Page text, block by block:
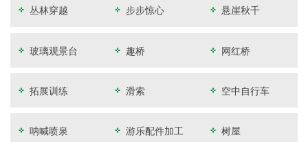
丛林穿越 步步惊心 悬崖秋千
玻璃观景台 趣桥 网红桥
拓展训练 滑索 空中自行车
呐喊喷泉 游乐配件加工 树屋